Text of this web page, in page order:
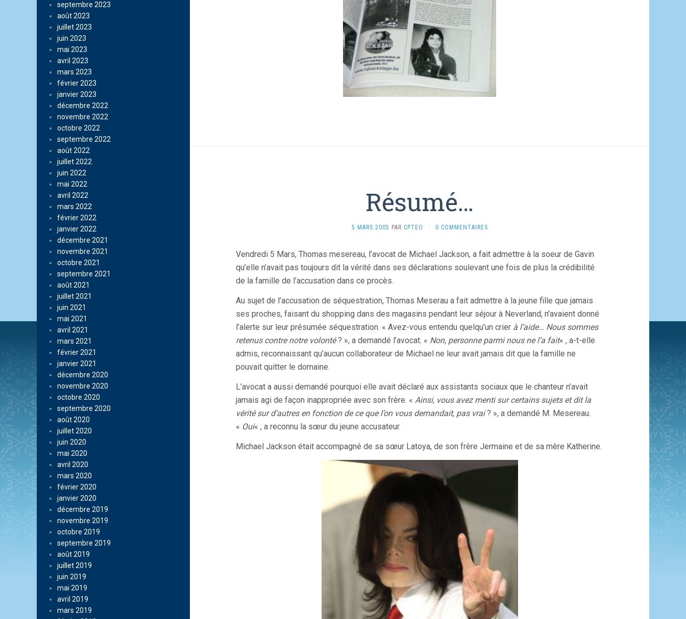
septembre 2023
août 2023
juillet 2023
juin 2023
mai 2023
avril 2023
mars 2023
février 2023
janvier 2023
décembre 2022
novembre 2022
octobre 2022
septembre 2022
août 2022
juillet 2022
juin 2022
mai 2022
avril 2022
mars 2022
février 2022
janvier 2022
décembre 2021
novembre 2021
octobre 2021
septembre 2021
août 2021
juillet 2021
juin 2021
mai 2021
avril 2021
mars 2021
février 2021
janvier 2021
décembre 2020
novembre 2020
octobre 2020
septembre 2020
août 2020
juillet 2020
juin 2020
mai 2020
avril 2020
mars 2020
février 2020
janvier 2020
décembre 2019
novembre 2019
octobre 2019
septembre 2019
août 2019
juillet 2019
juin 2019
mai 2019
avril 2019
mars 2019
Résumé…
5 MARS 2005 PAR CPTEO · 0 COMMENTAIRES
Vendredi 5 Mars, Thomas mesereau, l’avocat de Michael Jackson, a fait admettre à la soeur de Gavin
qu’elle n’avait pas toujours dit la vérité dans ses déclarations soulevant une fois de plus la crédibilité
de la famille de l’accusation dans ce procès.
Au sujet de l’accusation de séquestration, Thomas Meserau a fait admettre à la jeune fille que jamais
ses proches, faisant du shopping dans des magasins pendant leur séjour à Neverland, n’avaient donné
l’alerte sur leur présumée séquestration. « Avez-vous entendu quelqu’un crier à l’aide… Nous sommes
retenus contre notre volonté? », a demandé l’avocat. « Non, personne parmi nous ne l’a fait« , a-t-elle
admis, reconnaissant qu’aucun collaborateur de Michael ne leur avait jamais dit que la famille ne
pouvait quitter le domaine.
L’avocat a aussi demandé pourquoi elle avait déclaré aux assistants sociaux que le chanteur n’avait
jamais agi de façon inappropriée avec son frère. « Ainsi, vous avez menti sur certains sujets et dit la
vérité sur d’autres en fonction de ce que l’on vous demandait, pas vrai? », a demandé M. Mesereau.
« Oui« , a reconnu la sœur du jeune accusateur.
Michael Jackson était accompagné de sa sœur Latoya, de son frère Jermaine et de sa mère Katherine.